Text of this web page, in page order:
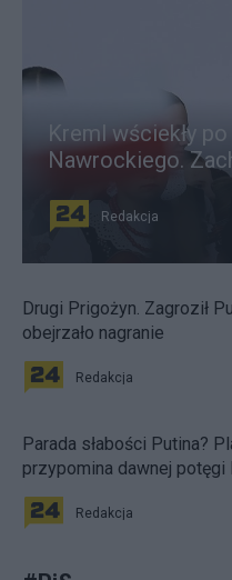
Kreml wściekły
Nawrockiego.
Redakcja
Drugi Prigożyn. Zagroził
obejrzało nagranie
Redakcja
Parada słabości Putina?
przypomina dawnej potęgi
Redakcja